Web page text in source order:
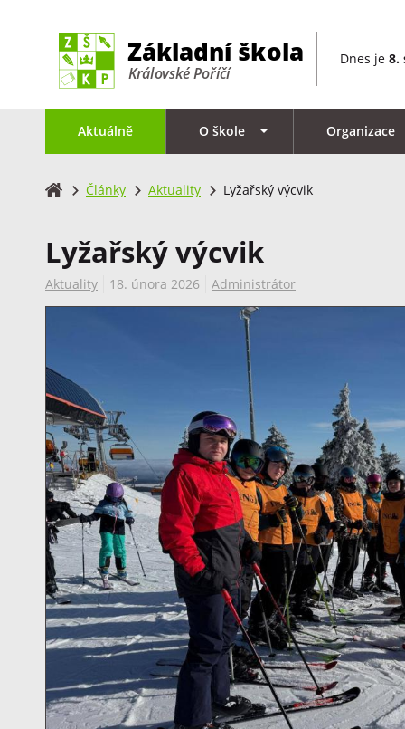
Dnes je 8.
Aktuálně O škole Organizace
Články Aktuality Lyžařský výcvik
Lyžařský výcvik
Aktuality 18. února 2026 Administrátor